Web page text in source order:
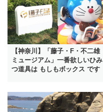
【神奈川】「藤子・F・不二雄
ミュージアム」一番欲しいひみ
つ道具は もしもボックス です